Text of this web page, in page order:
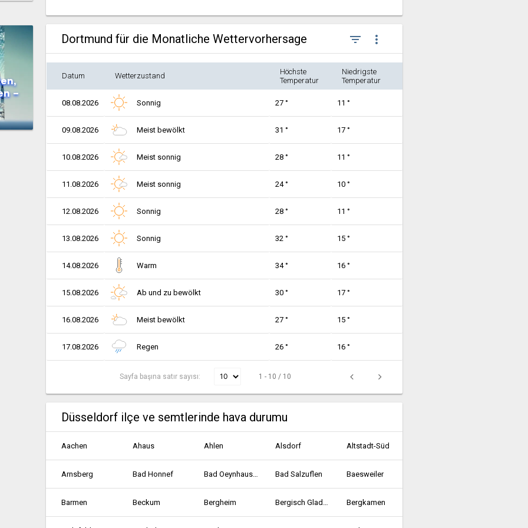
–
Dortmund für die Monatliche Wettervorhersage filter_list more_vert
Datum Wetterzustand
Höchste
Temperatur
Niedrigste
Temperatur
08.08.2026 Sonnig 27 ° 11 °
09.08.2026 Meist bewölkt 31 ° 17 °
10.08.2026 Meist sonnig 28 ° 11 °
11.08.2026 Meist sonnig 24 ° 10 °
12.08.2026 Sonnig 28 ° 11 °
13.08.2026 Sonnig 32 ° 15 °
14.08.2026 Warm 34 ° 16 °
15.08.2026 Ab und zu bewölkt 30 ° 17 °
16.08.2026 Meist bewölkt 27 ° 15 °
17.08.2026 Regen 26 ° 16 °
Sayfa başına satır sayısı: 1 - 10 / 10
Düsseldorf ilçe ve semtlerinde hava durumu
Aachen Ahaus Ahlen Alsdorf Altstadt-Süd
Arnsberg Bad Honnef Bad Oeynhausen Bad Salzuflen Baesweiler
Barmen Beckum Bergheim Bergisch Gladbach Bergkamen